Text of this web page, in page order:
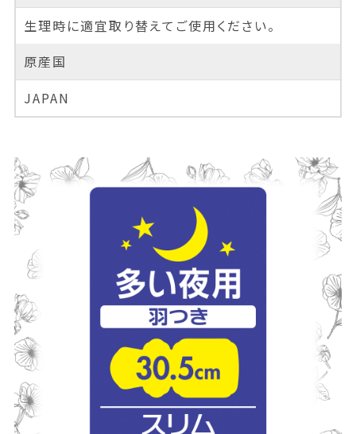
生理時に適宜取り替えてご使用ください。
原産国
JAPAN